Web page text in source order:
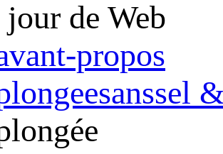
de Web
propos